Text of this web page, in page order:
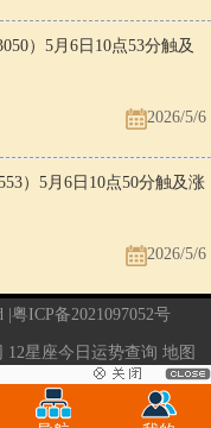
）5月6日10点53分触及
2026/5/6
）5月6日10点50分触及涨
2026/5/6
粤ICP备2021097052号
12星座今日运势查询 地图